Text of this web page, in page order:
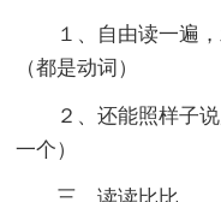
１、自由读一遍
（都是动词）
２、还能照样子
一个）